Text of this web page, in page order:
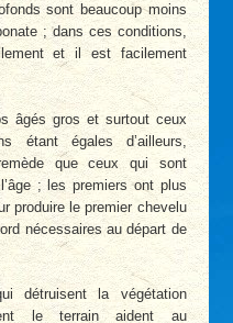
sont beaucoup moins
; dans ces conditions,
et il est facilement
âgés gros et surtout ceux
étant égales d’ailleurs,
que ceux qui sont
; les premiers ont plus
produire le premier chevelu
nécessaires au départ de
détruisent la végétation
le terrain aident au